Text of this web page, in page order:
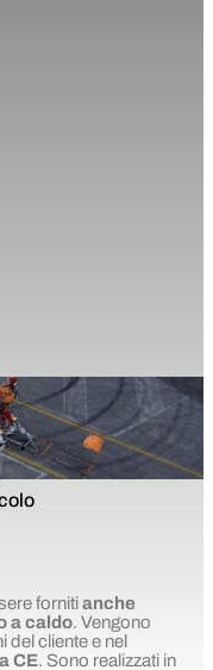
fornitianche
a caldo. Vengono
del cliente e nel
CE. Sono realizzati in